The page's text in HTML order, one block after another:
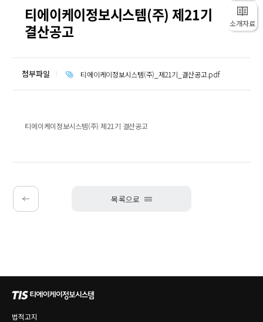
소개자료
티에이케이정보시스템(주) 제21기
결산공고
첨부파일 티에이케이정보시스템(주)_제21기_결산공고.pdf
티에이케이정보시스템(주) 제21기 결산공고
목록으로
법적고지